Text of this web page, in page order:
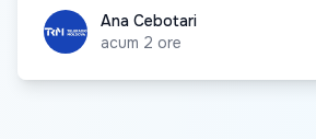
Ana CebotariAna Cebotari
acum 2 ore